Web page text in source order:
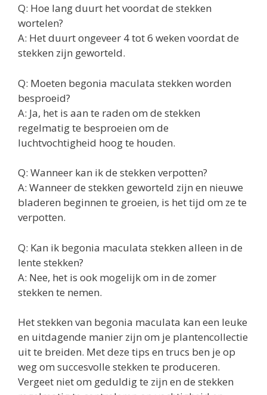
Q: Hoe lang duurt het voordat de stekken
wortelen?
A: Het duurt ongeveer 4 tot 6 weken voordat de
stekken zijn geworteld.
Q: Moeten begonia maculata stekken worden
besproeid?
A: Ja, het is aan te raden om de stekken
regelmatig te besproeien om de
luchtvochtigheid hoog te houden.
Q: Wanneer kan ik de stekken verpotten?
A: Wanneer de stekken geworteld zijn en nieuwe
bladeren beginnen te groeien, is het tijd om ze te
verpotten.
Q: Kan ik begonia maculata stekken alleen in de
lente stekken?
A: Nee, het is ook mogelijk om in de zomer
stekken te nemen.
Het stekken van begonia maculata kan een leuke
en uitdagende manier zijn om je plantencollectie
uit te breiden. Met deze tips en trucs ben je op
weg om succesvolle stekken te produceren.
Vergeet niet om geduldig te zijn en de stekken